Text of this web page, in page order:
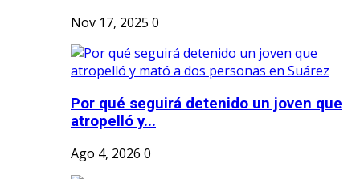
Nov 17, 2025 0
Por qué seguirá detenido un joven que
atropelló y...
Ago 4, 2026 0